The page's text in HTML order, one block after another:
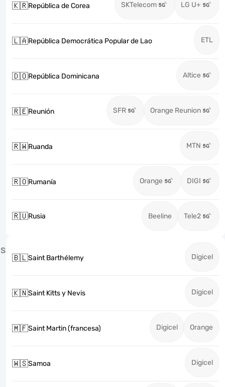
🇰🇷República de Corea SKTelecom LG U+
🇱🇦República Democrática Popular de Lao ETL
🇩🇴República Dominicana Altice
🇷🇪Reunión SFR Orange Reunion
🇷🇼Ruanda MTN
🇷🇴Rumanía Orange DIGI
🇷🇺Rusia Beeline Tele2
S
🇧🇱Saint Barthélemy Digicel
🇰🇳Saint Kitts y Nevis Digicel
🇲🇫Saint Martin (francesa) Digicel Orange
🇼🇸Samoa Digicel